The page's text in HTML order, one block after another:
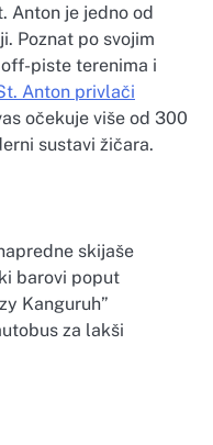
Anton je jedno od
Poznat po svojim
piste terenima i
Anton privlači
očekuje više od 300
sustavi žičara.
skijaše
barovi poput
Kanguruh”
za lakši